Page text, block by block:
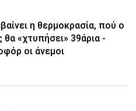
η θερμοκρασία, πού ο
θα «χτυπήσει» 39άρια -
οι άνεμοι